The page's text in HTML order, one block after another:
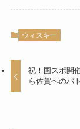
ウィスキー
祝！国スポ開
ら佐賀へのバ